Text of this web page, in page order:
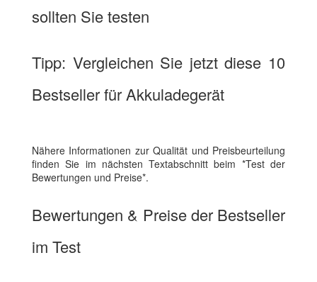
sollten Sie testen
Tipp: Vergleichen Sie jetzt diese 10
Bestseller für Akkuladegerät
Nähere Informationen zur Qualität und Preisbeurteilung
finden Sie im nächsten Textabschnitt beim *Test der
Bewertungen und Preise*.
Bewertungen & Preise der Bestseller
im Test